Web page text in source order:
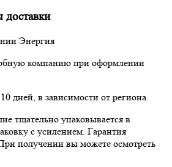
Энергия
компанию при оформлении
дней, в зависимости от региона.
тщательно упаковывается в
с усилением. Гарантия
получении вы можете осмотреть